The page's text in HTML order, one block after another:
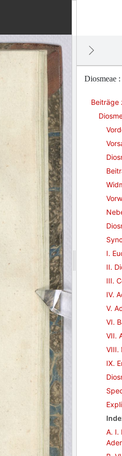
Diosmeae
Beiträge
I.
II.
III.
IV.
V.
VI.
VII.
VIII.
IX.
A. I.